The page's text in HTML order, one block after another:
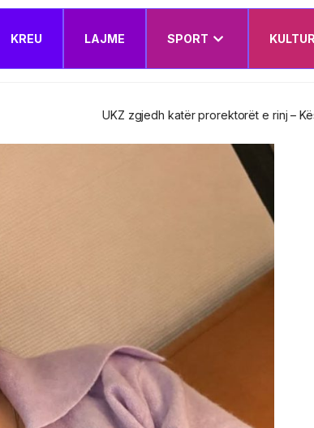
KREU LAJME SPORT
– Këshilli Drejtues miraton edhe Planin e Veprimit